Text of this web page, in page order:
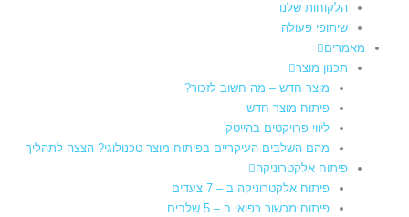
הלקוחות שלנו
שיתופי פעולה
מאמרים
תכנון מוצר
מוצר חדש – מה חשוב לזכור?
פיתוח מוצר חדש
ליווי פרויקטים בהייטק
מהם השלבים העיקריים בפיתוח מוצר טכנולוגי? הצצה לתהליך
פיתוח אלקטרוניקה
פיתוח אלקטרוניקה ב – 7 צעדים
פיתוח מכשור רפואי ב – 5 שלבים